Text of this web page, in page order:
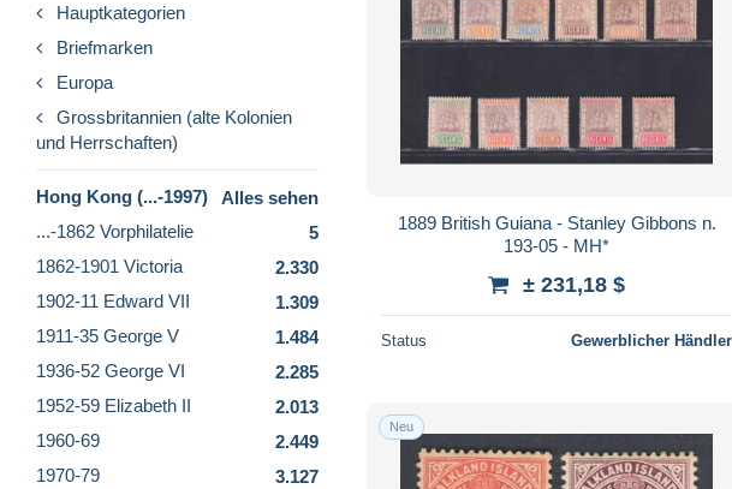
Hauptkategorien
Briefmarken
Europa
Grossbritannien (alte Kolonien
und Herrschaften)
Hong Kong (...-1997)
Alles sehen
...-1862 Vorphilatelie
5
1862-1901 Victoria
2.330
1902-11 Edward VII
1.309
1911-35 George V
1.484
1936-52 George VI
2.285
1952-59 Elizabeth II
2.013
1960-69
2.449
1970-79
3.127
1889 British Guiana - Stanley Gibbons n.
193-05 - MH*
± 231,18 $
Status Gewerblicher Händler
Neu